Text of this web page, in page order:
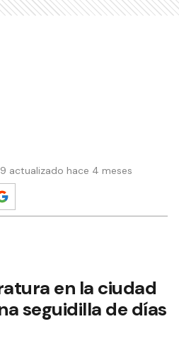
actualizado hace 4 meses
en la ciudad
seguidilla de días